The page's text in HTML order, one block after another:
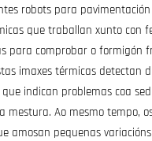
robots para
que traballan xunto con
para comprobar o formigón
imaxes térmicas detectan
indican problemas coa
mestura. Ao mesmo tempo,
amosan pequenas